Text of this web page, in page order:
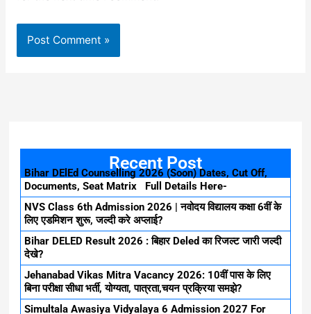
Recent Post
Bihar DElEd Counselling 2026 (Soon) Dates, Cut Off,
Documents, Seat Matrix Full Details Here-
NVS Class 6th Admission 2026 | नवोदय विद्यालय कक्षा 6वीं के
लिए एडमिशन शुरू, जल्दी करे अप्लाई?
Bihar DELED Result 2026 : बिहार Deled का रिजल्ट जारी जल्दी
देखे?
Jehanabad Vikas Mitra Vacancy 2026: 10वीं पास के लिए
बिना परीक्षा सीधा भर्ती, योग्यता, पात्रता,चयन प्रक्रिया समझे?
Simultala Awasiya Vidyalaya 6 Admission 2027 For